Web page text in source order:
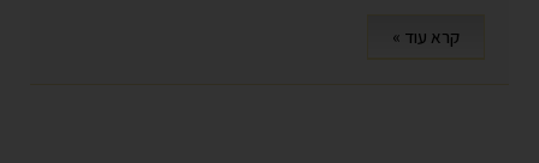
קרא עוד »